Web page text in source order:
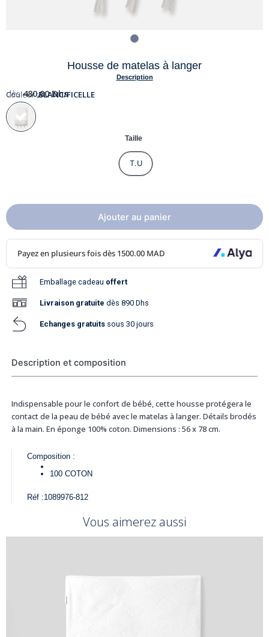
Housse de matelas à langer
Description
dès 480,00Dhs
Couleur :BLANC/FICELLE
Taille
T.U
Ajouter au panier
Emballage cadeau offert
Livraison gratuite dès 890 Dhs
Echanges gratuits sous 30 jours
Description et composition
Indispensable pour le confort de bébé, cette housse protégera le
contact de la peau de bébé avec le matelas à langer. Détails brodés
à la main. En éponge 100% coton. Dimensions : 56 x 78 cm.
Composition :
100 COTON
Réf :1089976-812
Vous aimerez aussi